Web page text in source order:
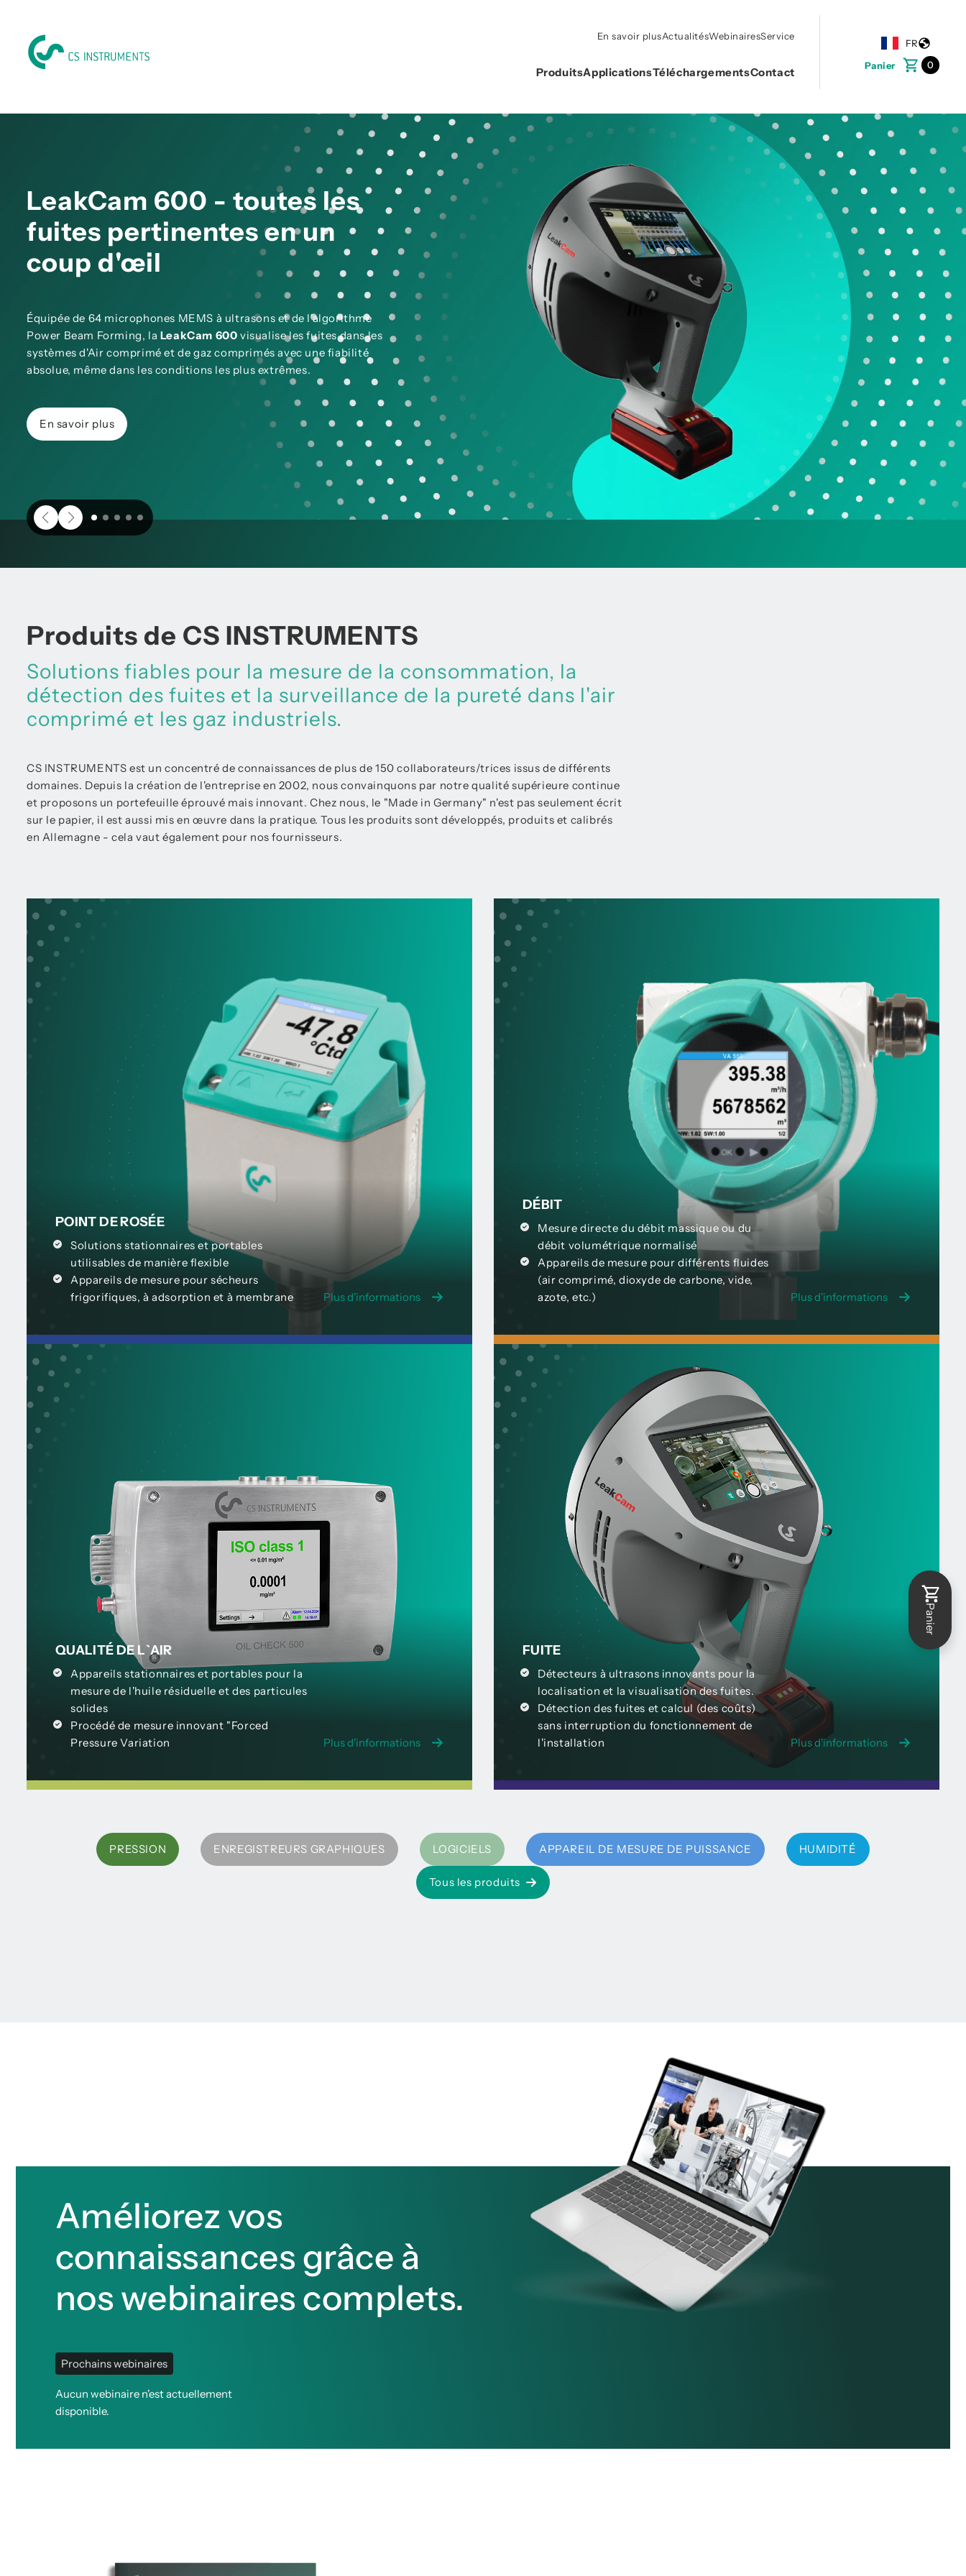
FR
Panier
0
En savoir plusActualitésWebinairesService
ProduitsApplicationsTéléchargementsContact
LeakCam 600 - toutes les
fuites pertinentes en un
coup d'œil
Équipée de 64 microphones MEMS à ultrasons et de l'algorithme
Power Beam Forming, la LeakCam 600 visualise les fuites dans les
systèmes d'Air comprimé et de gaz comprimés avec une fiabilité
absolue, même dans les conditions les plus extrêmes.
En savoir plus
Produits de CS INSTRUMENTS
Solutions fiables pour la mesure de la consommation, la
détection des fuites et la surveillance de la pureté dans l'air
comprimé et les gaz industriels.
CS INSTRUMENTS est un concentré de connaissances de plus de 150 collaborateurs/trices issus de différents
domaines. Depuis la création de l'entreprise en 2002, nous convainquons par notre qualité supérieure continue
et proposons un portefeuille éprouvé mais innovant. Chez nous, le "Made in Germany" n'est pas seulement écrit
sur le papier, il est aussi mis en œuvre dans la pratique. Tous les produits sont développés, produits et calibrés
en Allemagne - cela vaut également pour nos fournisseurs.
POINT DE ROSÉE
Solutions stationnaires et portables
utilisables de manière flexible
Appareils de mesure pour sécheurs
frigorifiques, à adsorption et à membrane
Plus d'informations
DÉBIT
Mesure directe du débit massique ou du
débit volumétrique normalisé
Appareils de mesure pour différents fluides
(air comprimé, dioxyde de carbone, vide,
azote, etc.)
Plus d'informations
QUALITÉ DE L`AIR
Appareils stationnaires et portables pour la
mesure de l'huile résiduelle et des particules
solides
Procédé de mesure innovant "Forced
Pressure Variation
Plus d'informations
FUITE
Détecteurs à ultrasons innovants pour la
localisation et la visualisation des fuites.
Détection des fuites et calcul (des coûts)
sans interruption du fonctionnement de
l'installation
Plus d'informations
PRESSION ENREGISTREURS GRAPHIQUES LOGICIELS APPAREIL DE MESURE DE PUISSANCE HUMIDITÉ
Tous les produits
Améliorez vos
connaissances grâce à
nos webinaires complets.
Prochains webinaires
Aucun webinaire n'est actuellement
disponible.
Panier